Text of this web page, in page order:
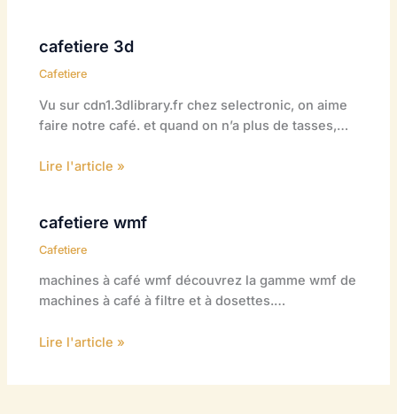
cafetiere 3d
Cafetiere
Vu sur cdn1.3dlibrary.fr chez selectronic, on aime
faire notre café. et quand on n’a plus de tasses,…
Lire l'article »
cafetiere wmf
Cafetiere
machines à café wmf découvrez la gamme wmf de
machines à café à filtre et à dosettes.…
Lire l'article »